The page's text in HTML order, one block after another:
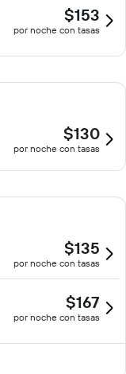
$153
por noche con tasas
$130
por noche con tasas
$135
por noche con tasas
$167
por noche con tasas